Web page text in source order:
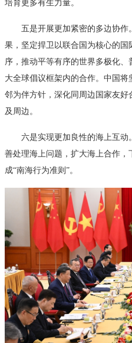
培育更多有生力量。
五是开展更加紧密的多边协作
果，坚定捍卫以联合国为核心的
序，推动平等有序的世界多极化
大全球倡议框架内的合作。中国
邻为伴方针，深化同周边国家友
及周边。
六是实现更加良性的海上互动
善处理海上问题，扩大海上合作
成“南海行为准则”。